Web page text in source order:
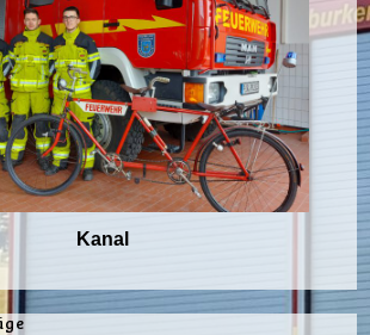
Kanal